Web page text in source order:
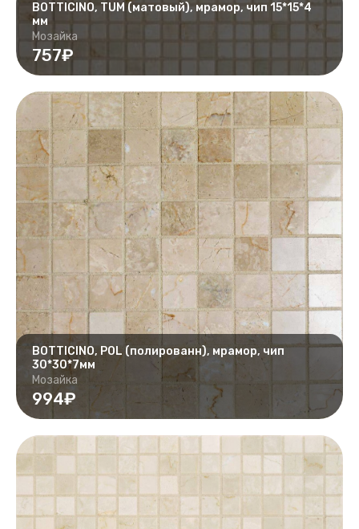
BOTTICINO, TUM (матовый), мрамор, чип 15*15*4
мм
Мозайка
757₽
BOTTICINO, POL (полированн), мрамор, чип
30*30*7мм
Мозайка
994₽